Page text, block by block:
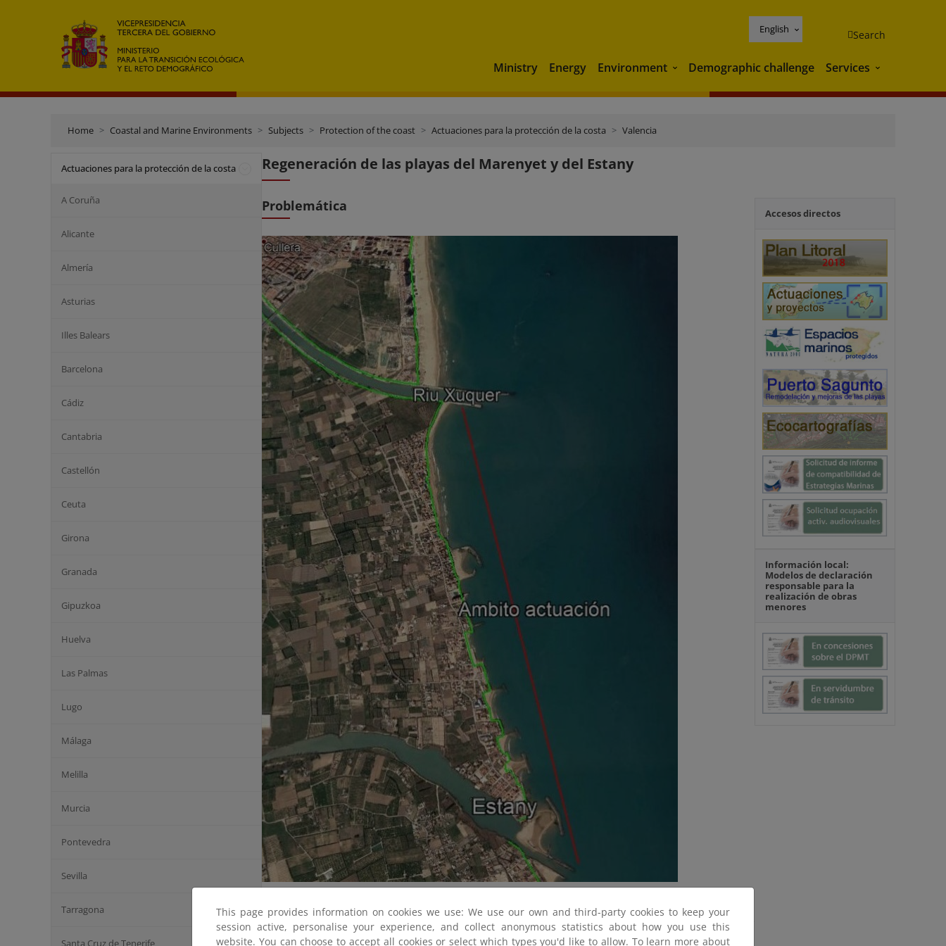
English Search
Ministry Energy Environment Environment
Demographic challenge Services Services
Home Coastal and Marine Environments Subjects Protection of the coast Actuaciones para la protección de la costa Valencia
Actuaciones para la protección de la costa
A Coruña
Alicante
Almería
Asturias
Illes Balears
Barcelona
Cádiz
Cantabria
Castellón
Ceuta
Girona
Granada
Gipuzkoa
Huelva
Las Palmas
Lugo
Málaga
Melilla
Murcia
Pontevedra
Sevilla
Tarragona
Santa Cruz de Tenerife
Regeneración de las playas del Marenyet y del Estany
Problemática
El tramo que discurre entre la desembocadura del río Júcar y la gola del Estany se encuentra en un
estado de regresión grave debido principalmente al efecto barrera que producen los espigones de
encauzamiento de la desembocadura del Júcar y a la falta de aportes sedimentarios del río provocada
Accesos directos
Información local:
Modelos de declaración
responsable para la
realización de obras
menores
This page provides information on cookies we use: We use our own and third-party cookies to keep your
session active, personalise your experience, and collect anonymous statistics about how you use this
website. You can choose to accept all cookies or select which types you'd like to allow. To learn more about